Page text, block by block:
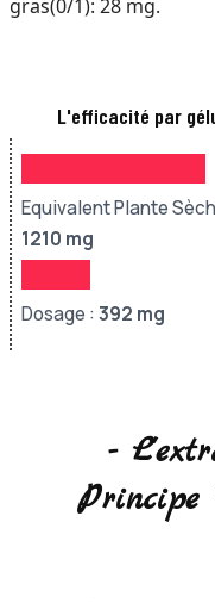
gras(0/1): 28 mg.
L'efficacité par
Equivalent Plante
1210 mg
Dosage : 392 mg
-
Principe